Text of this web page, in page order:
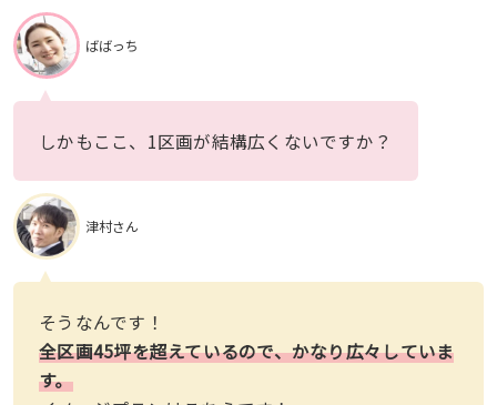
ばばっち
しかもここ、1区画が結構広くないですか？
津村さん
そうなんです！
全区画45坪を超えているので、かなり広々していま
す。